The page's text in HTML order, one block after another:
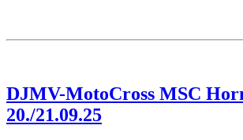
DJMV-MotoCross MSC
20./21.09.25